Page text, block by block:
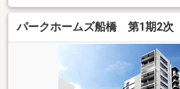
パークホームズ船橋 第1期2次